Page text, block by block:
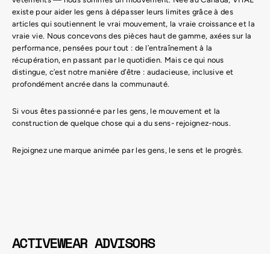
existe pour aider les gens à dépasser leurs limites grâce à des
articles qui soutiennent le vrai mouvement, la vraie croissance et la
vraie vie. Nous concevons des pièces haut de gamme, axées sur la
performance, pensées pour tout : de l’entraînement à la
récupération, en passant par le quotidien. Mais ce qui nous
distingue, c’est notre manière d’être : audacieuse, inclusive et
profondément ancrée dans la communauté.
Si vous êtes passionné·e par les gens, le mouvement et la
construction de quelque chose qui a du sens- rejoignez-nous.
Rejoignez une marque animée par les gens, le sens et le progrès.
ACTIVEWEAR ADVISORS